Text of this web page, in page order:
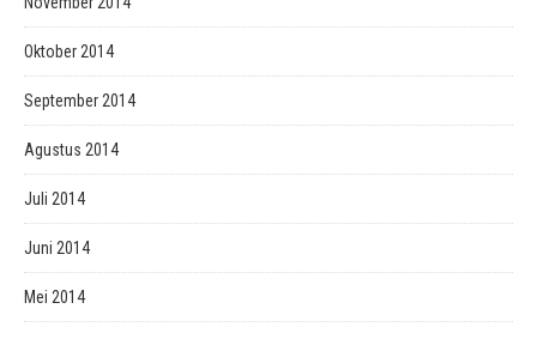
Oktober 2014
September 2014
Agustus 2014
Juli 2014
Juni 2014
Mei 2014